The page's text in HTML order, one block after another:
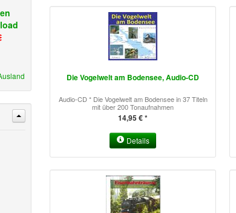
Die Vogelwelt am Bodensee, Audio-CD
Audio-CD * Die Vogelwelt am Bodensee in 37 Titeln
mit über 200 Tonaufnahmen
14,95 € *
Details